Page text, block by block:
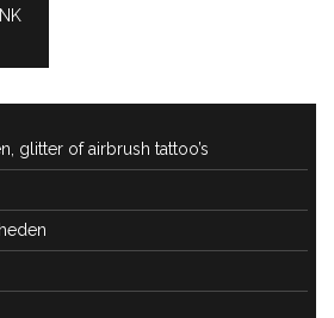
glitter of airbrush tattoo’s